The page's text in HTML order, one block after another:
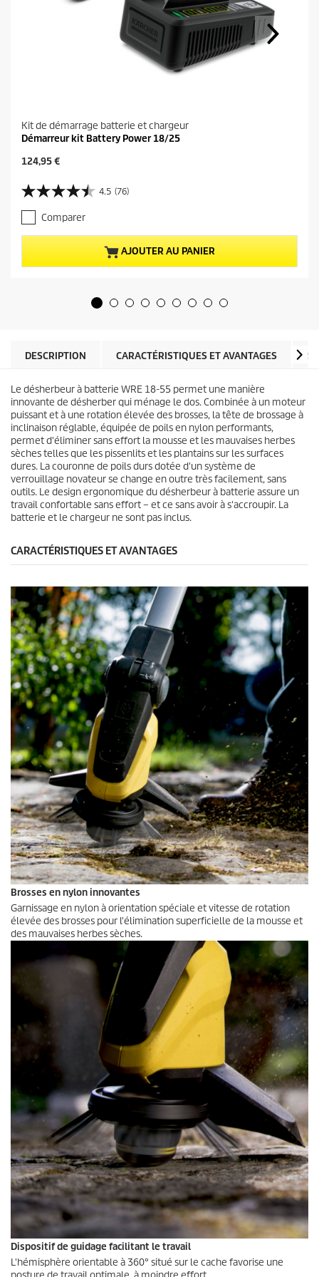
Kit de démarrage batterie et chargeur
Démarreur kit Battery Power 18/25
P
i
x
a
c
t
u
d
t
124,95 €
4.5 (76)
4
.
5
s
r
e
7
6
a
v
i
s
Comparer
AJOUTER AU PANIER
DESCRIPTION CARACTÉRISTIQUES ET AVANTAGES
Le désherbeur à batterie WRE 18-55 permet une manière
innovante de désherber qui ménage le dos. Combinée à un moteur
puissant et à une rotation élevée des brosses, la tête de brossage à
inclinaison réglable, équipée de poils en nylon performants,
permet d'éliminer sans effort la mousse et les mauvaises herbes
sèches telles que les pissenlits et les plantains sur les surfaces
dures. La couronne de poils durs dotée d'un système de
verrouillage novateur se change en outre très facilement, sans
outils. Le design ergonomique du désherbeur à batterie assure un
travail confortable sans effort – et ce sans avoir à s'accroupir. La
batterie et le chargeur ne sont pas inclus.
CARACTÉRISTIQUES ET AVANTAGES
Brosses en nylon innovantes
Garnissage en nylon à orientation spéciale et vitesse de rotation
élevée des brosses pour l'élimination superficielle de la mousse et
des mauvaises herbes sèches.
Dispositif de guidage facilitant le travail
L'hémisphère orientable à 360° situé sur le cache favorise une